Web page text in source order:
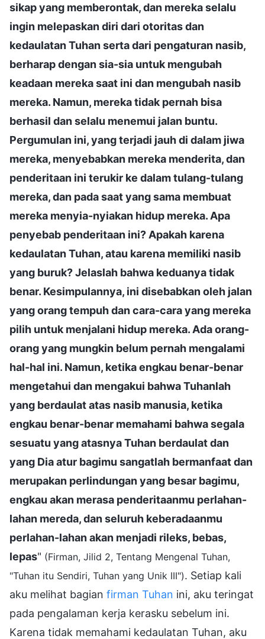
sikap yang memberontak, dan mereka selalu
ingin melepaskan diri dari otoritas dan
kedaulatan Tuhan serta dari pengaturan nasib,
berharap dengan sia-sia untuk mengubah
keadaan mereka saat ini dan mengubah nasib
mereka. Namun, mereka tidak pernah bisa
berhasil dan selalu menemui jalan buntu.
Pergumulan ini, yang terjadi jauh di dalam jiwa
mereka, menyebabkan mereka menderita, dan
penderitaan ini terukir ke dalam tulang-tulang
mereka, dan pada saat yang sama membuat
mereka menyia-nyiakan hidup mereka. Apa
penyebab penderitaan ini? Apakah karena
kedaulatan Tuhan, atau karena memiliki nasib
yang buruk? Jelaslah bahwa keduanya tidak
benar. Kesimpulannya, ini disebabkan oleh jalan
yang orang tempuh dan cara-cara yang mereka
pilih untuk menjalani hidup mereka. Ada orang-
orang yang mungkin belum pernah mengalami
hal-hal ini. Namun, ketika engkau benar-benar
mengetahui dan mengakui bahwa Tuhanlah
yang berdaulat atas nasib manusia, ketika
engkau benar-benar memahami bahwa segala
sesuatu yang atasnya Tuhan berdaulat dan
yang Dia atur bagimu sangatlah bermanfaat dan
merupakan perlindungan yang besar bagimu,
engkau akan merasa penderitaanmu perlahan-
lahan mereda, dan seluruh keberadaanmu
perlahan-lahan akan menjadi rileks, bebas,
lepas" (Firman, Jilid 2, Tentang Mengenal Tuhan,
"Tuhan itu Sendiri, Tuhan yang Unik III"). Setiap kali
aku melihat bagian firman Tuhan ini, aku teringat
pada pengalaman kerja kerasku sebelum ini.
Karena tidak memahami kedaulatan Tuhan, aku